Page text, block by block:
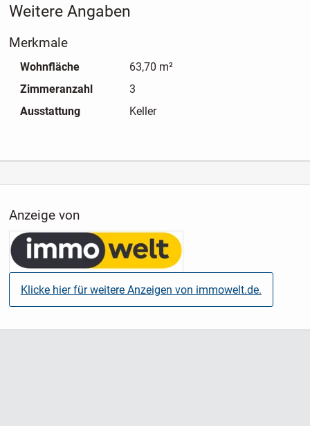
vervollständigen dieses gelungene Gebäudeensemble.
Weitere Angaben
Merkmale
Wohnfläche
63,70 m²
Zimmeranzahl
3
Ausstattung
Keller
Anzeige von
Klicke hier für weitere Anzeigen von immowelt.de.